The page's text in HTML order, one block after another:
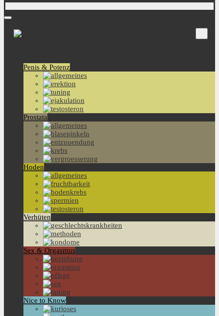
Penis & Potenz
Prostata
Hoden
Verhüten
Sex & Orgasmus
Nice to Know